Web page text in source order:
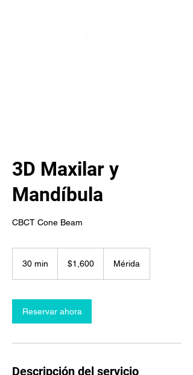
3D Maxilar y
Mandíbula
CBCT Cone Beam
30 min
m
i
mexicanos
$1,600 Mérida
Reservar ahora
Descripción del servicio